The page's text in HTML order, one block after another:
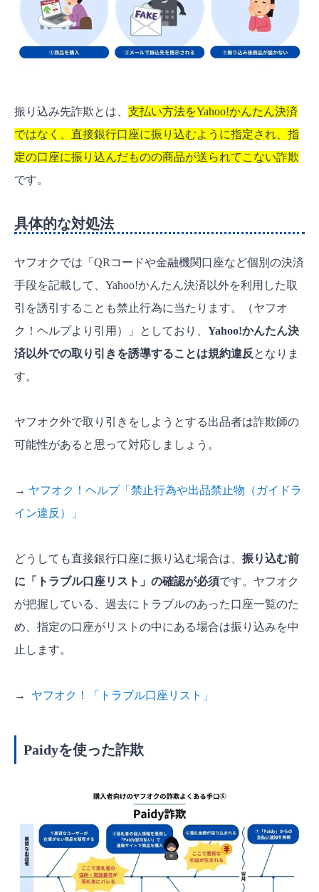
振り込み先詐欺とは、 支払い方法をYahoo!かんたん決済
ではなく、直接銀行口座に振り込むように指定され、指
定の口座に振り込んだものの商品が送られてこない詐欺
です。
具体的な対処法
ヤフオクでは「QRコードや金融機関口座など個別の決済
手段を記載して、Yahoo!かんたん決済以外を利用した取
引を誘引することも禁止行為に当たります。（ヤフオ
ク！ヘルプより引用）」としており、 Yahoo!かんたん決
済以外での取り引きを誘導することは規約違反 となりま
す。
ヤフオク外で取り引きをしようとする出品者は詐欺師の
可能性があると思って対応しましょう。
→ ヤフオク！ヘルプ「禁止行為や出品禁止物（ガイドラ
イン違反）」
どうしても直接銀行口座に振り込む場合は、 振り込む前
に「トラブル口座リスト」の確認が必須です。ヤフオク
が把握している、過去にトラブルのあった口座一覧のた
め、指定の口座がリストの中にある場合は振り込みを中
止します。
→ ヤフオク！「トラブル口座リスト」
Paidyを使った詐欺